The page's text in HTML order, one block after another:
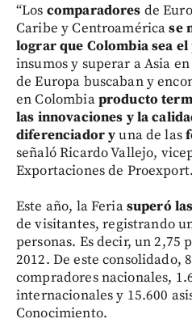
“Los comparadores de
Caribe y Centroaméricase
lograr que Colombia sea
insumos y superar a Asia
de Europa buscaban y
en Colombiaproducto
las innovaciones y la
diferenciador yuna de las
señaló Ricardo Vallejo,
Exportaciones de Proexport.
Este año, la Feriasuperó
de visitantes, registrando
personas. Es decir, un 2,75
2012. De este consolidado,
compradores nacionales,
internacionales y 15.600
Conocimiento.